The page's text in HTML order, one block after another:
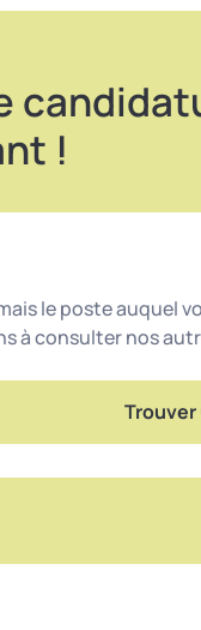
!
le poste auquel
à consulter nos